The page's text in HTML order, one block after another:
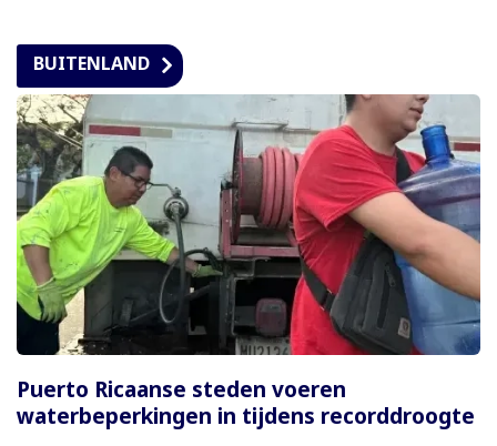
BUITENLAND
Puerto Ricaanse steden voeren
waterbeperkingen in tijdens recorddroogte